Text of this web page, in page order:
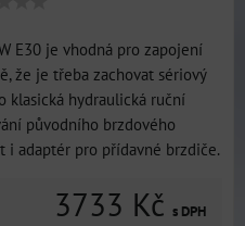
E30 je vhodná pro zapojení
že je třeba zachovat sériový
klasická hydraulická ruční
původního brzdového
i adaptér pro přídavné brzdiče.
3733 Kč s DPH